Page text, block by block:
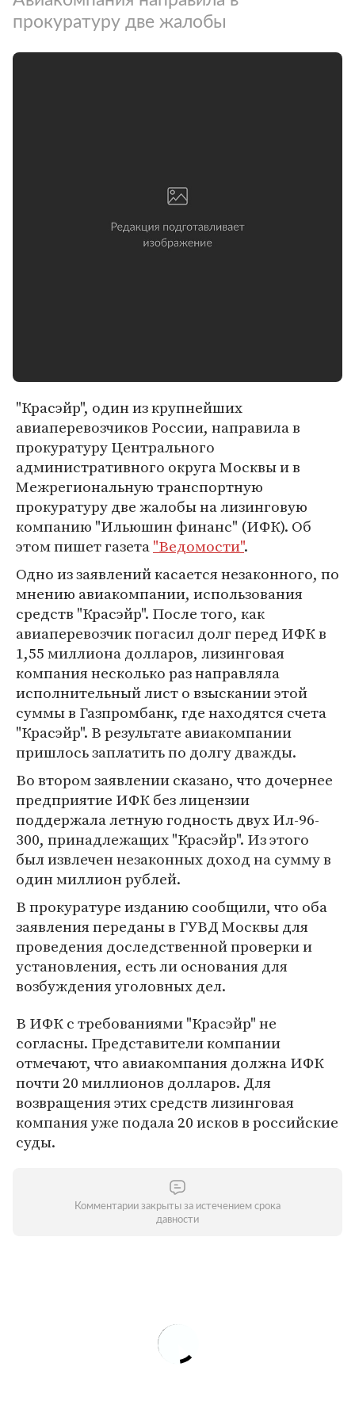
прокуратуру две жалобы
"Красэйр", один из крупнейших
авиаперевозчиков России, направила в
прокуратуру Центрального
административного округа Москвы и в
Межрегиональную транспортную
прокуратуру две жалобы на лизинговую
компанию "Ильюшин финанс" (ИФК). Об
этом пишет газета"Ведомости".
Одно из заявлений касается незаконного, по
мнению авиакомпании, использования
средств "Красэйр". После того, как
авиаперевозчик погасил долг перед ИФК в
1,55 миллиона долларов, лизинговая
компания несколько раз направляла
исполнительный лист о взыскании этой
суммы в Газпромбанк, где находятся счета
"Красэйр". В результате авиакомпании
пришлось заплатить по долгу дважды.
Во втором заявлении сказано, что дочернее
предприятие ИФК без лицензии
поддержала летную годность двух Ил-96-
300, принадлежащих "Красэйр". Из этого
был извлечен незаконных доход на сумму в
один миллион рублей.
В прокуратуре изданию сообщили, что оба
заявления переданы в ГУВД Москвы для
проведения доследственной проверки и
установления, есть ли основания для
возбуждения уголовных дел.
В ИФК с требованиями "Красэйр" не
согласны. Представители компании
отмечают, что авиакомпания должна ИФК
почти 20 миллионов долларов. Для
возвращения этих средств лизинговая
компания уже подала 20 исков в российские
суды.
Комментарии закрыты за истечением срока
давности